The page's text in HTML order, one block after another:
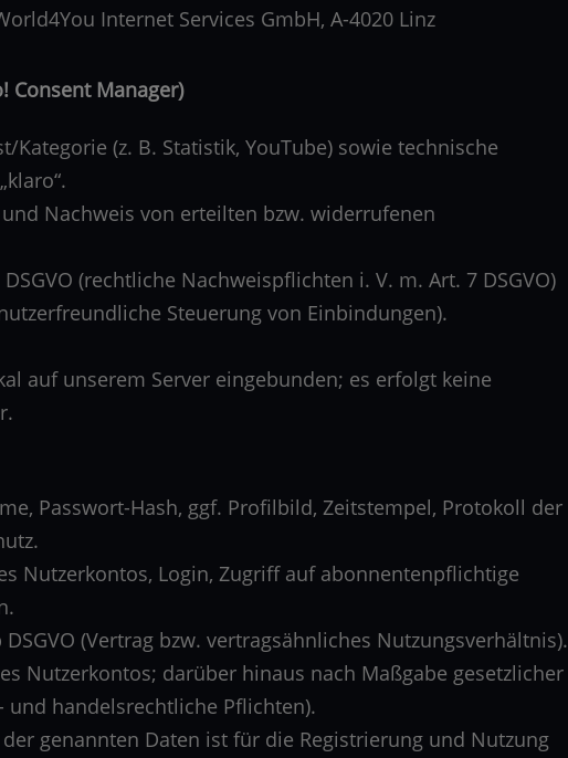
Internet Services GmbH, A-4020 Linz
Consent Manager)
Kategorie (z. B. Statistik, YouTube) sowie technische
Nachweis von erteilten bzw. widerrufenen
(rechtliche Nachweispflichten i. V. m. Art. 7 DSGVO)
Steuerung von Einbindungen).
auf unserem Server eingebunden; es erfolgt keine
Passwort-Hash, ggf. Profilbild, Zeitstempel, Protokoll der
Nutzerkontos, Login, Zugriff auf abonnentenpflichtige
(Vertrag bzw. vertragsähnliches Nutzungsverhältnis).
Nutzerkontos; darüber hinaus nach Maßgabe gesetzlicher
und handelsrechtliche Pflichten).
genannten Daten ist für die Registrierung und Nutzung